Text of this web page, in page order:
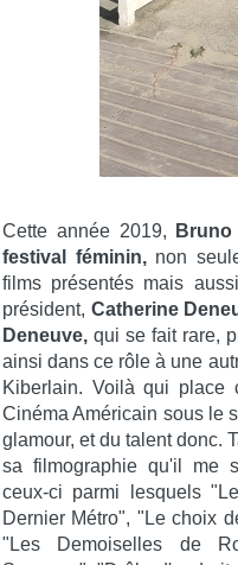
Cette année 2019,
festival féminin,non
films présentés mais
président, Catherine
Deneuve, qui se fait rare,
ainsi dans ce rôle à une
Kiberlain. Voilà qui place
Cinéma Américain sous le
glamour, et du talent donc.
sa filmographie qu'il me
ceux-ci parmi lesquels
Dernier Métro", "Le choix
"Les Demoiselles de